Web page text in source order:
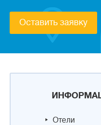
Отели
Оставить заявку